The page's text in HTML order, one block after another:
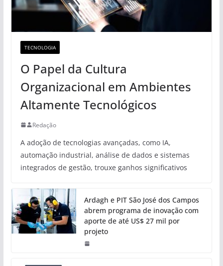
TECNOLOGIA
O Papel da Cultura
Organizacional em Ambientes
Altamente Tecnológicos
Redação
A adoção de tecnologias avançadas, como IA,
automação industrial, análise de dados e sistemas
integrados de gestão, trouxe ganhos significativos
Ardagh e PIT São José dos Campos
abrem programa de inovação com
aporte de até US$ 27 mil por
projeto